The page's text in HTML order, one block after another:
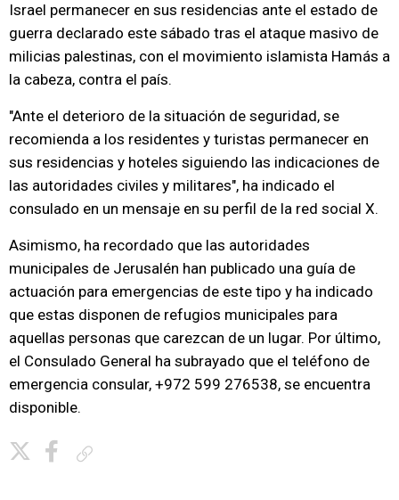
Israel permanecer en sus residencias ante el estado de
guerra declarado este sábado tras el ataque masivo de
milicias palestinas, con el movimiento islamista Hamás a
la cabeza, contra el país.
"Ante el deterioro de la situación de seguridad, se
recomienda a los residentes y turistas permanecer en
sus residencias y hoteles siguiendo las indicaciones de
las autoridades civiles y militares", ha indicado el
consulado en un mensaje en su perfil de la red social X.
Asimismo, ha recordado que las autoridades
municipales de Jerusalén han publicado una guía de
actuación para emergencias de este tipo y ha indicado
que estas disponen de refugios municipales para
aquellas personas que carezcan de un lugar. Por último,
el Consulado General ha subrayado que el teléfono de
emergencia consular, +972 599 276538, se encuentra
disponible.